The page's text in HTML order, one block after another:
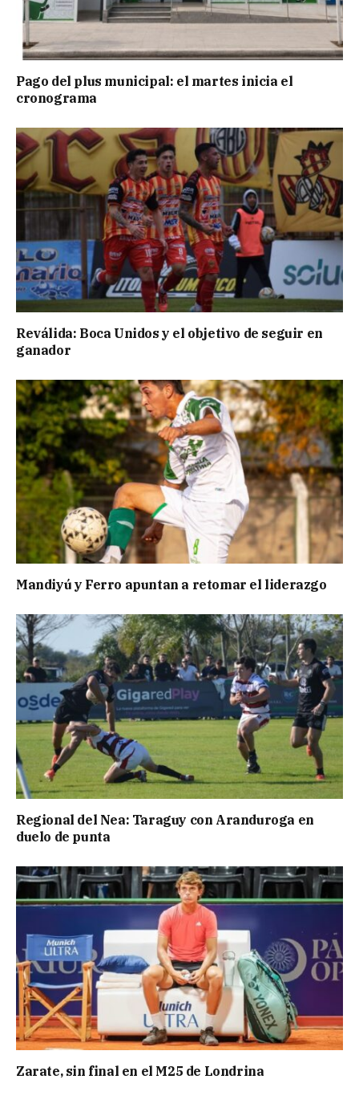
Pago del plus municipal: el martes inicia el
cronograma
Reválida: Boca Unidos y el objetivo de seguir en
ganador
Mandiyú y Ferro apuntan a retomar el liderazgo
Regional del Nea: Taraguy con Aranduroga en
duelo de punta
Zarate, sin final en el M25 de Londrina